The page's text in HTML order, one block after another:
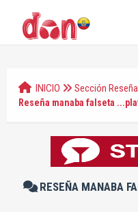
INICIO Sección
Reseña manaba falseta
RESEÑA MANABA